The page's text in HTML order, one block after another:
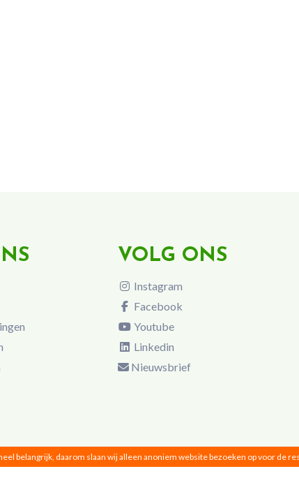
VOLG ONS
Instagram
Facebook
Youtube
Linkedin
Nieuwsbrief
belangrijk, daarom slaan wij alleen anoniem website bezoeken op voor de